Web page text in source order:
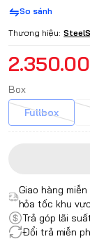
So sánh
Thương hiệu:
Box
Fullbox
Giao hàng
hỏa tốc khu
Trả góp lãi
Đổi trả miễn